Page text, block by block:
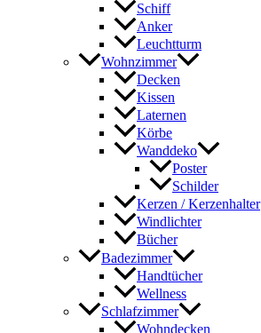
Schiff
Anker
Leuchtturm
Wohnzimmer
Decken
Kissen
Laternen
Körbe
Wanddeko
Poster
Schilder
Kerzen / Kerzenhalter
Windlichter
Bücher
Badezimmer
Handtücher
Wellness
Schlafzimmer
Wohndecken